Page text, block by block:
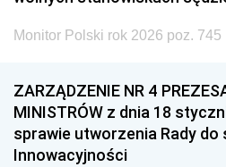
Monitor Polski rok 2026 poz. 745
ZARZĄDZENIE NR 4
MINISTRÓW z dnia 18
sprawie utworzenia Rady do
Innowacyjności